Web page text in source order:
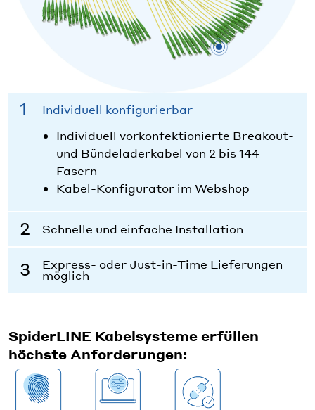
Individuell konfigurierbar
Individuell vorkonfektionierte Breakout-
und Bündeladerkabel von 2 bis 144
Fasern
Kabel-Konfigurator im Webshop
Schnelle und einfache Installation
Express- oder Just-in-Time Lieferungen
möglich
SpiderLINE Kabelsysteme erfüllen
höchste Anforderungen: